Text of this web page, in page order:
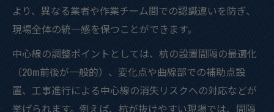
より、異なる業者や作業チーム間での認識違いを防ぎ、
現場全体の統一感を保つことができます。
中心線の調整ポイントとしては、杭の設置間隔の最適化
（20m前後が一般的）、変化点や曲線部での補助点設
置、工事進行による中心線の消失リスクへの対応などが
挙げられます。例えば、杭が抜けやすい現場では、間隔